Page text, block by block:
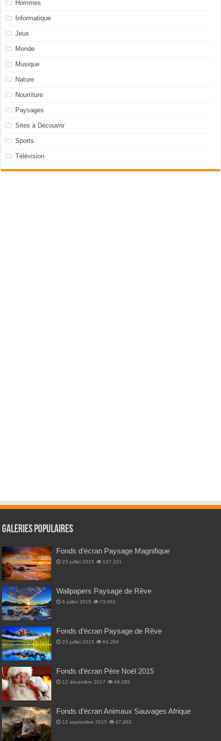
Hommes
Informatique
Jeux
Monde
Musique
Nature
Nourriture
Paysages
Sites à Découvrir
Sports
Télévision
Galeries Populaires
Fonds d’écran Paysage Magnifique
23 juillet 2015 137,321
Wallpapers Paysage de Rêve
6 juillet 2015 73,861
Fonds d’écran Paysage de Rêve
23 juillet 2015 64,284
Fonds d’écran Père Noël 2015
12 décembre 2017 49,085
Fonds d’écran Animaux Sauvages Afrique
12 septembre 2015 47,892